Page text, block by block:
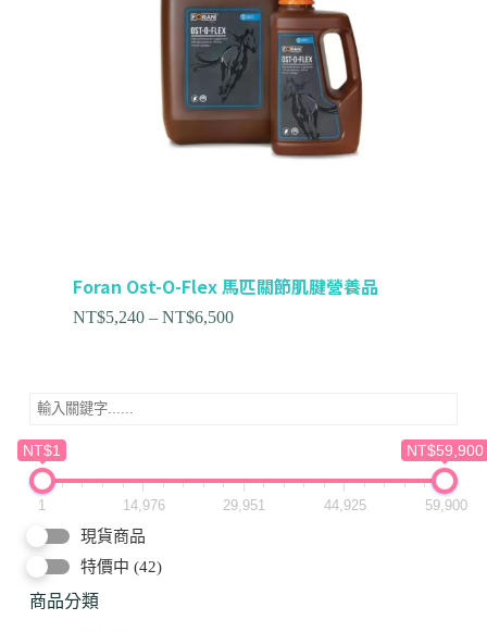
NT$1 NT$59,900
1 14,976 29,951 44,925 59,900
現貨商品
特價中 (42)
商品分類
Foran Ost-O-Flex 馬匹關節肌腱營養品
NT$5,240 – NT$6,500